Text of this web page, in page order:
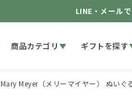
LINE・メール
商品カテゴリ ギフトを探す
Mary Meyer（メリーマイヤー） ぬいぐ